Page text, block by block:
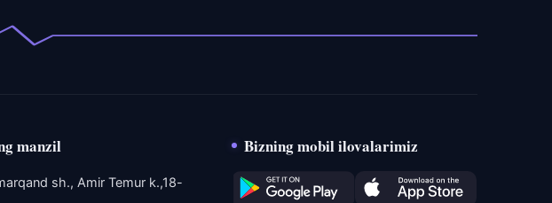
manzil
sh., Amir Temur k.,18-
Bizning mobil ilovalarimiz